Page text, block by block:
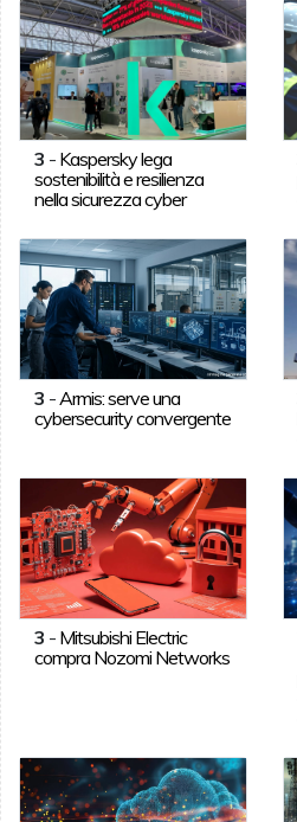
3 - Kaspersky lega
sostenibilità e resilienza
nella sicurezza cyber
3 - Armis: serve una
cybersecurity convergente
3 - Mitsubishi Electric
compra Nozomi Networks